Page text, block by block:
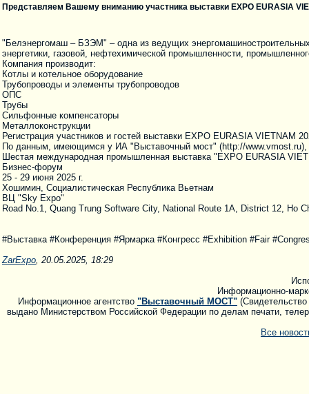
Представляем Вашему вниманию участника выставки EXPO EURASIA
"Белэнергомаш – БЗЭМ" – одна из ведущих
энергетики, газовой, нефтехимической промышленности,
Компания производит:
Котлы и котельное оборудование
Трубопроводы и элементы трубопроводов
ОПС
Трубы
Сильфонные компенсаторы
Металлоконструкции
Регистрация участников и гостей выставки EXPO EURASIA VIETNAM
По данным, имеющимся у ИА "Выставочный мост" (http://www.vmost.ru),
Шестая международная промышленная выставка "EXPO EURASIA
Бизнес-форум
25 - 29 июня 2025 г.
Хошимин, Социалистическая Республика Вьетнам
ВЦ "Sky Expo"
Road No.1, Quang Trung Software City, National Route 1A, District 12, Ho
#Выставка #Конференция #Ярмарка #Конгресс #Exhibition #Fair
ZarExpo, 20.05.2025, 18:29
Информационно-
Информационное агентство "Выставочный МОСТ"
выдано Министерством Российской Федерации по делам печати,
Все